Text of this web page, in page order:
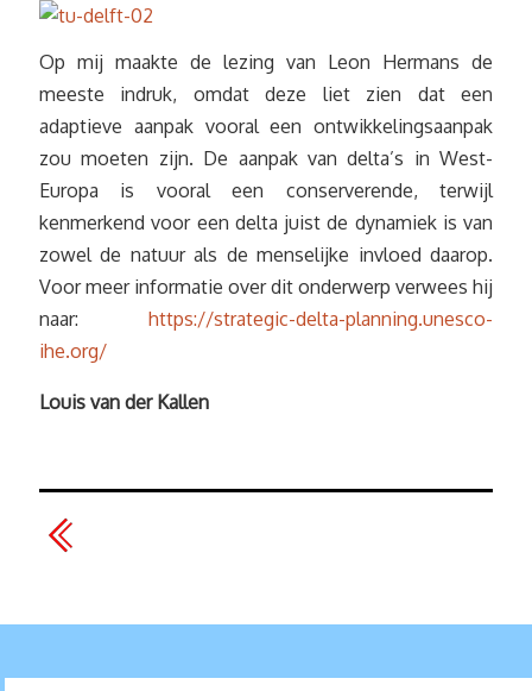
Op mij maakte de lezing van Leon Hermans de
meeste indruk, omdat deze liet zien dat een
adaptieve aanpak vooral een ontwikkelingsaanpak
zou moeten zijn. De aanpak van delta’s in West-
Europa is vooral een conserverende, terwijl
kenmerkend voor een delta juist de dynamiek is van
zowel de natuur als de menselijke invloed daarop.
Voor meer informatie over dit onderwerp verwees hij
naar: https://strategic-delta-planning.unesco-
ihe.org/
Louis van der Kallen